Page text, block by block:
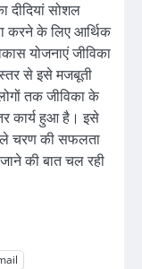
दीदियां सोशल
करने के लिए आर्थिक
योजनाएं जीविका
से इसे मजबूती
तक जीविका के
कार्य हुआ है। इसे
चरण की सफलता
की बात चल रही